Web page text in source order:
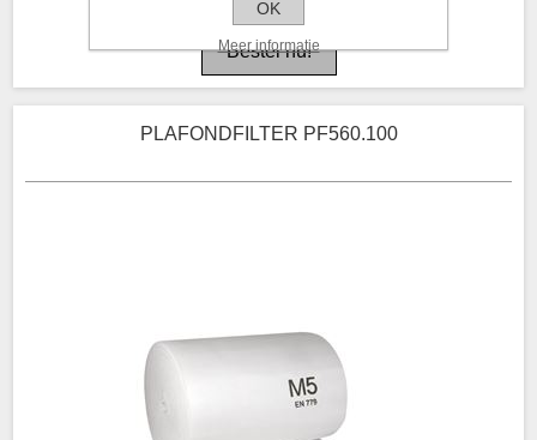
PLAFONDFILTER PF560.100
OK
Meer informatie